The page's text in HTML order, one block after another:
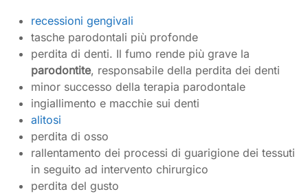
recessioni gengivali
tasche parodontali più profonde
perdita di denti. Il fumo rende più grave la
parodontite, responsabile della perdita dei denti
minor successo della terapia parodontale
ingiallimento e macchie sui denti
alitosi
perdita di osso
rallentamento dei processi di guarigione dei tessuti
in seguito ad intervento chirurgico
perdita del gusto